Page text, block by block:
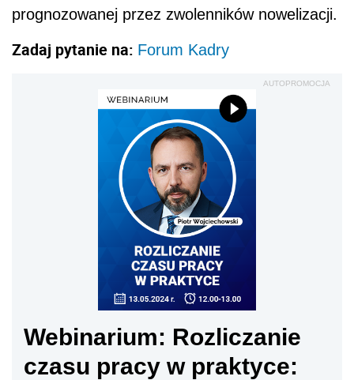
prognozowanej przez zwolenników nowelizacji.
Zadaj pytanie na: Forum Kadry
AUTOPROMOCJA
Webinarium: Rozliczanie
czasu pracy w praktyce: